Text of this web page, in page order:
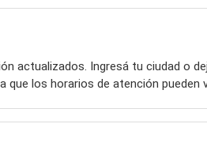
actualizados. Ingresá tu ciudad o
que los horarios de atención pueden